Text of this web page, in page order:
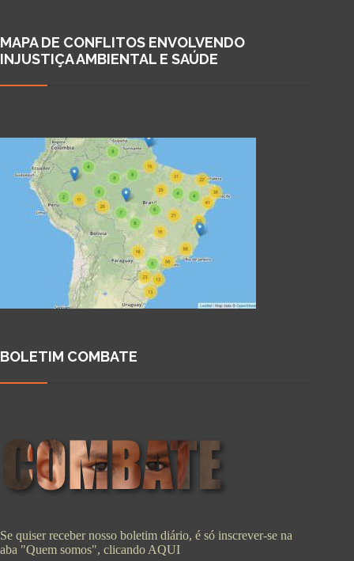
MAPA DE CONFLITOS ENVOLVENDO
INJUSTIÇA AMBIENTAL E SAÚDE
BOLETIM COMBATE
Se quiser receber nosso boletim diário, é só inscrever-se na
aba "Quem somos", clicandoAQUI